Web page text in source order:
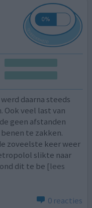
daarna steeds
Ook veel last van
geen afstanden
te zakken.
zoveelste keer weer
slikte naar
dit te be [lees
0 reacties